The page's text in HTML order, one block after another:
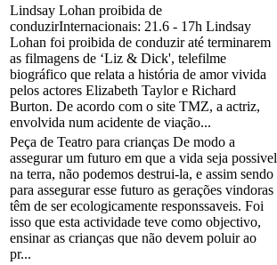
Lindsay Lohan proibida de
conduzirInternacionais: 21.6 - 17h Lindsay
Lohan foi proibida de conduzir até terminarem
as filmagens de ‘Liz & Dick', telefilme
biográfico que relata a história de amor vivida
pelos actores Elizabeth Taylor e Richard
Burton. De acordo com o site TMZ, a actriz,
envolvida num acidente de viação...
Peça de Teatro para crianças De modo a
assegurar um futuro em que a vida seja possivel
na terra, não podemos destrui-la, e assim sendo
para assegurar esse futuro as gerações vindoras
têm de ser ecologicamente responssaveis. Foi
isso que esta actividade teve como objectivo,
ensinar as crianças que não devem poluir ao
pr...